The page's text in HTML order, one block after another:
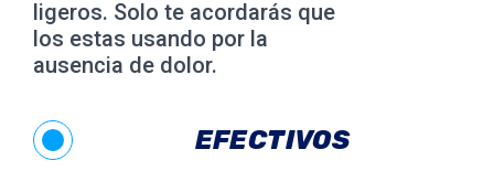
ligeros. Solo te acordarás que
los estas usando por la
ausencia de dolor.
EFECTIVOS